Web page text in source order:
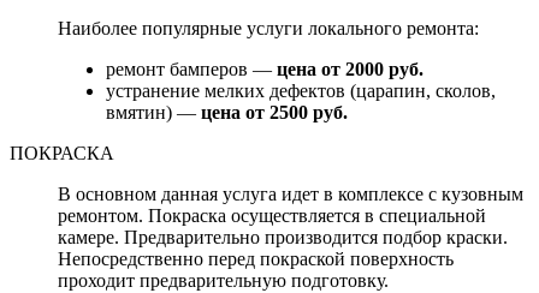
Наиболее популярные услуги локального ремонта:
ремонт бамперов — цена от 2000 руб.
устранение мелких дефектов (царапин, сколов,
вмятин) — цена от 2500 руб.
ПОКРАСКА
В основном данная услуга идет в комплексе с кузовным
ремонтом. Покраска осуществляется в специальной
камере. Предварительно производится подбор краски.
Непосредственно перед покраской поверхность
проходит предварительную подготовку.